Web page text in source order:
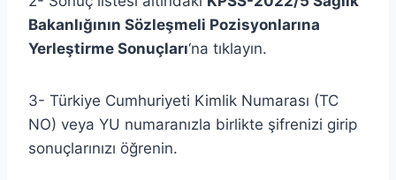
Bakanlığının Sözleşmeli Pozisyonlarına
Yerleştirme Sonuçları‘na tıklayın.
3- Türkiye Cumhuriyeti Kimlik Numarası (TC
NO) veya YU numaranızla birlikte şifrenizi girip
sonuçlarınızı öğrenin.